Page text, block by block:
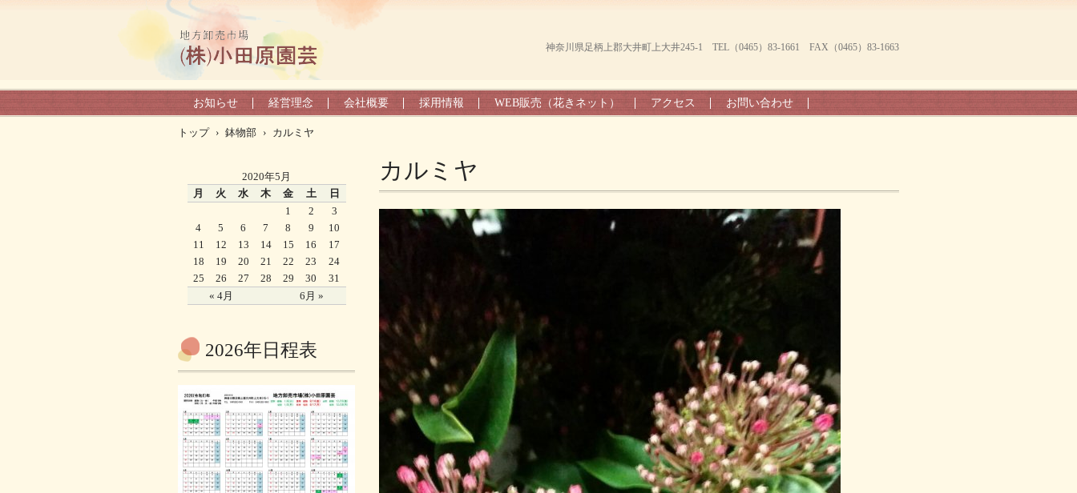
神奈川県足柄上郡大井町上大井245-1 TEL（0465）83-1661 FAX（0465）83-1663
お知らせ 経営理念 会社概要 採用情報 WEB販売（花きネット） アクセス お問い合わせ
トップ › 鉢物部 › カルミヤ
カルミヤ
2020年5月
月
火 水 木 金 土 日
« 4月 6月 »
1 2
3
4
5 6 7 8 9
10
11
12 13 14 15 16
17
18
19 20 21 22 23
24
25
26 27 28 29 30 31
2026年日程表